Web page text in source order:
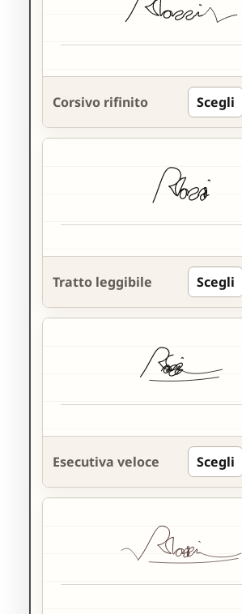
Corsivo rifinito Scegli
Tratto leggibile Scegli
Esecutiva veloce Scegli